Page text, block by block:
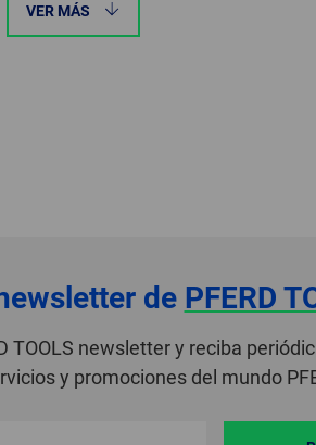
VER MÁS
de PFERD
TOOLS newsletter y reciba
y promociones del mundo